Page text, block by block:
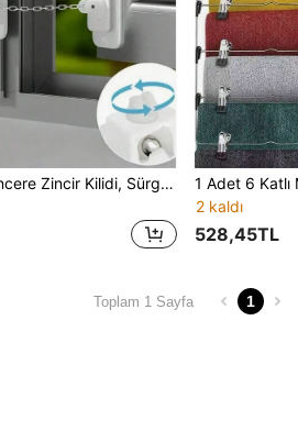
1/2 Adet Pencere Zincir Kilidi, Sürgülü Kapı Durdurucu, Yüksek Kat Düşme Önleyici Güvenlik Kilidi, Çocuk Güvenlik Kilidi, Geliştirilmiş Pencere Kilidi Buzdolabı Kilidi, Hırsızlık ve Kurcalama Karşıtı, Delme Gerektirmeyen Güvenlik Kilidi, Ev Dekorasyonu, Bebek Koruma Malzemeleri
2 kaldı
528,45TL
Toplam 1 Sayfa 1